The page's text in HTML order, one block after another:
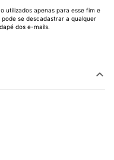
utilizados apenas para esse fim e
se descadastrar a qualquer
dos e-mails.